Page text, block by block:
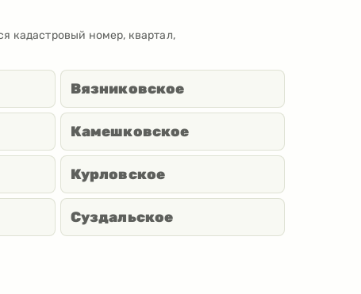
кадастровый номер, квартал,
Вязниковское
Камешковское
Курловское
Суздальское